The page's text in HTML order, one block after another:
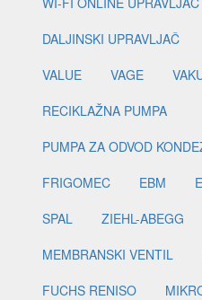
DALJINSKI UPRAVLJAČ
VALUE
VAGE
RECIKLAŽNA PUMPA
PUMPA ZA ODVOD
FRIGOMEC
EBM
SPAL
ZIEHL-ABEGG
MEMBRANSKI VENTIL
FUCHS RENISO